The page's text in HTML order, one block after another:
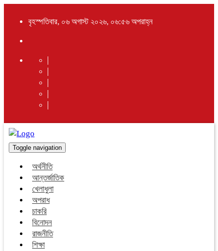
বৃহস্পতিবার, ০৬ অগাস্ট ২০২৬, ০৬:৫৬ অপরাহ্ন
Toggle navigation
অর্থনীতি
আন্তর্জাতিক
খেলাধুলা
অপরাধ
চাকরি
বিনোদন
রাজনীতি
শিক্ষা